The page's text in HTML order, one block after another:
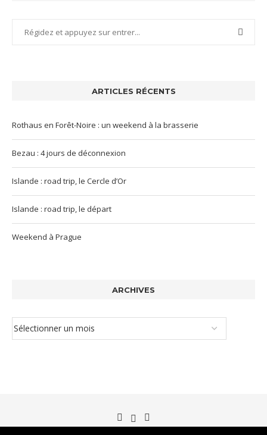
ARTICLES RÉCENTS
Rothaus en Forêt-Noire : un weekend à la brasserie
Bezau : 4 jours de déconnexion
Islande : road trip, le Cercle d’Or
Islande : road trip, le départ
Weekend à Prague
ARCHIVES